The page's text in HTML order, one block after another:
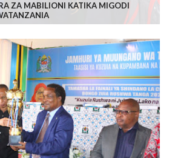
ZA MABILIONI KATIKA MIGODI